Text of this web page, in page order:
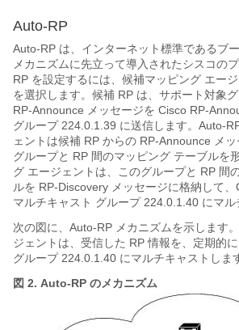
Auto-RP
Auto-RP は、インターネット標準であるブ
メカニズムに先立って導入されたシスコの
RP を設定するには、候補マッピング エー
を選択します。候補 RP は、サポート対象
RP-Announce メッセージを Cisco RP-
グループ 224.0.1.39 に送信します。Auto-
ェントは候補 RP からの RP-Announce メッ
グループと RP 間のマッピング テーブルを
グ エージェントは、このグループと RP 間
ルを RP-Discovery メッセージに格納して
マルチキャスト グループ 224.0.1.40 にマル
次の図に、Auto-RP メカニズムを示します
ジェントは、受信した RP 情報を、定期的
グループ 224.0.1.40 にマルチキャストしま
図 2. Auto-RP のメカニズム